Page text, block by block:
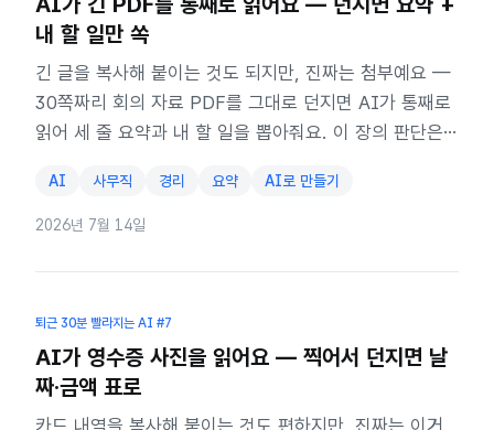
내 할 일만 쏙
긴 글을 복사해 붙이는 것도 되지만, 진짜는 첨부예요 —
30쪽짜리 회의 자료 PDF를 그대로 던지면 AI가 통째로
읽어 세 줄 요약과 내 할 일을 뽑아줘요. 이 장의 판단은
AI 사무직 경리 요약 AI로 만들기
2026년 7월 14일
퇴근 30분 빨라지는 AI #7
AI가 영수증 사진을 읽어요 — 찍어서 던지면 날
짜·금액 표로
카드 내역을 복사해 붙이는 것도 편하지만, 진짜는 이거